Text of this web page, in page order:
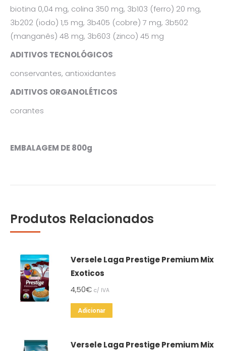
biotina 0,04 mg, colina 350 mg, 3b103 (ferro) 20 mg,
3b202 (iodo) 1,5 mg, 3b405 (cobre) 7 mg, 3b502
(manganês) 48 mg, 3b603 (zinco) 45 mg
ADITIVOS TECNOLÓGICOS
conservantes, antioxidantes
ADITIVOS ORGANOLÉTICOS
corantes
EMBALAGEM DE 800g
Produtos Relacionados
Versele Laga Prestige Premium Mix
Exoticos
4,50€ c/ IVA
Adicionar
Versele Laga Prestige Premium Mix